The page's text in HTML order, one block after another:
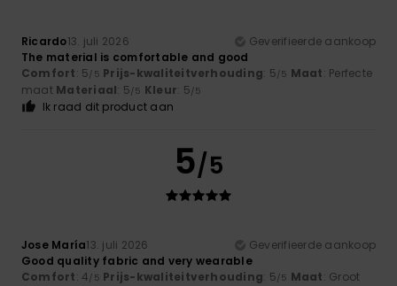
Ricardo13. juli 2026
Geverifieerde aankoop
The material is comfortable and good
Comfort: 5/5 Prijs-kwaliteitverhouding: 5/5 Maat: Perfecte
maat Materiaal: 5/5 Kleur: 5/5
Ik raad dit product aan
5/5
Jose María13. juli 2026
Geverifieerde aankoop
Good quality fabric and very wearable
Comfort: 4/5 Prijs-kwaliteitverhouding: 5/5 Maat: Groot